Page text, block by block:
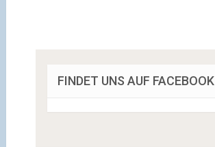
FINDET UNS AUF FACEBOOK